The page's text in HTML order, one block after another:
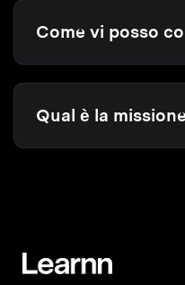
Come vi posso
Qual è la